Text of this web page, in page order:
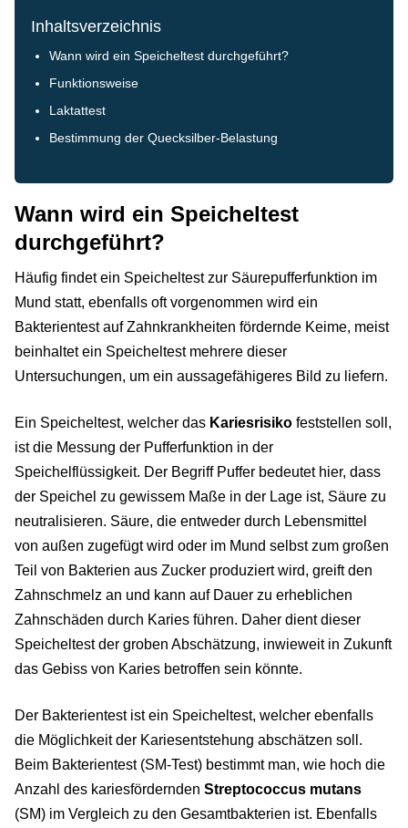
Inhaltsverzeichnis
Wann wird ein Speicheltest durchgeführt?
Funktionsweise
Laktattest
Bestimmung der Quecksilber-Belastung
Wann wird ein Speicheltest
durchgeführt?
Häufig findet ein Speicheltest zur Säurepufferfunktion im
Mund statt, ebenfalls oft vorgenommen wird ein
Bakterientest auf Zahnkrankheiten fördernde Keime, meist
beinhaltet ein Speicheltest mehrere dieser
Untersuchungen, um ein aussagefähigeres Bild zu liefern.
Ein Speicheltest, welcher das Kariesrisiko feststellen soll,
ist die Messung der Pufferfunktion in der
Speichelflüssigkeit. Der Begriff Puffer bedeutet hier, dass
der Speichel zu gewissem Maße in der Lage ist, Säure zu
neutralisieren. Säure, die entweder durch Lebensmittel
von außen zugefügt wird oder im Mund selbst zum großen
Teil von Bakterien aus Zucker produziert wird, greift den
Zahnschmelz an und kann auf Dauer zu erheblichen
Zahnschäden durch Karies führen. Daher dient dieser
Speicheltest der groben Abschätzung, inwieweit in Zukunft
das Gebiss von Karies betroffen sein könnte.
Der Bakterientest ist ein Speicheltest, welcher ebenfalls
die Möglichkeit der Kariesentstehung abschätzen soll.
Beim Bakterientest (SM-Test) bestimmt man, wie hoch die
Anzahl des kariesfördernden Streptococcus mutans
(SM) im Vergleich zu den Gesamtbakterien ist. Ebenfalls